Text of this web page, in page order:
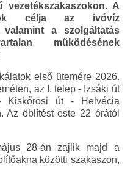
vezetékszakaszokon. A
célja az ivóvíz
valamint a szolgáltatás
működésének
első ütemére 2026.
az I. telep - Izsáki út
Kiskőrösi út - Helvécia
Az öblítést este 22 órától
28-án zajlik majd a
közötti szakaszon,